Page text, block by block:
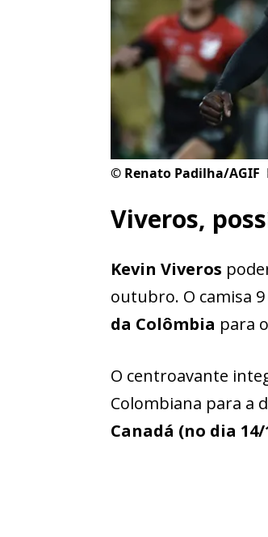
© Renato Padilha/AGIF
Viveros,
Kevin Viveros
outubro. O camisa
da Colômbia para
O centroavante
Colombiana para a
Canadá (no dia 14/